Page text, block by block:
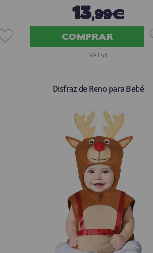
13,99€
COMPRAR
IVA Incl.
Disfraz de Reno para Bebé